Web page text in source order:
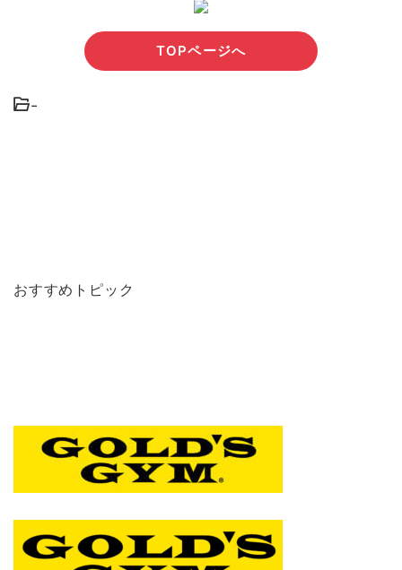
TOPページへ
-
おすすめトピック